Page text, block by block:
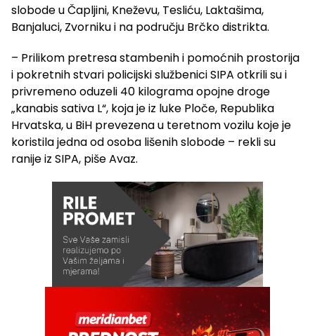
slobode u Čapljini, Kneževu, Tesliću, Laktašima,
Banjaluci, Zvorniku i na području Brčko distrikta.
– Prilikom pretresa stambenih i pomoćnih prostorija
i pokretnih stvari policijski službenici SIPA otkrili su i
privremeno oduzeli 40 kilograma opojne droge
„kanabis sativa L“, koja je iz luke Ploče, Republika
Hrvatska, u BiH prevezena u teretnom vozilu koje je
koristila jedna od osoba lišenih slobode – rekli su
ranije iz SIPA, piše Avaz.